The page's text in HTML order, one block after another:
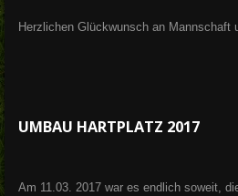
Herzlichen Glückwunsch an Mannschaft
UMBAU HARTPLATZ 2017
Am 11.03. 2017 war es endlich soweit,